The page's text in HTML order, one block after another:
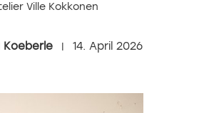
Ville Kokkonen
Koeberle 14. April 2026